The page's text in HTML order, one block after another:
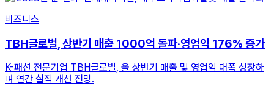
비즈니스
TBH글로벌, 상반기 매출 1000억 돌파·영업익 176% 증가
K-패션 전문기업 TBH글로벌, 올 상반기 매출 및 영업익 대폭 성장하
며 연간 실적 개선 전망.